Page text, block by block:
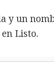
y un
Listo.